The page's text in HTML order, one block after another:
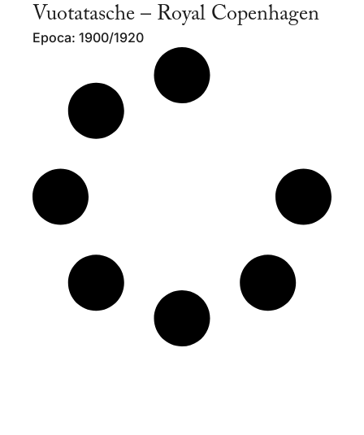
Vuotatasche – Royal Copenhagen
Epoca: 1900/1920